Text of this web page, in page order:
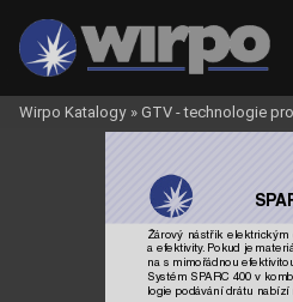
Žárový nástřik elektrickým
a efektivity. Pokud je mater
na s mimořádnou ef
Systém SPARC 400 v
logie podávání drátu nabízí
SP
Wirpo Katalogy » GTV - technologie